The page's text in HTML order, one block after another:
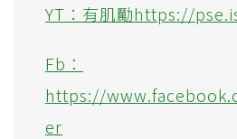
YT：有肌勵https://
Fb：
https://
er